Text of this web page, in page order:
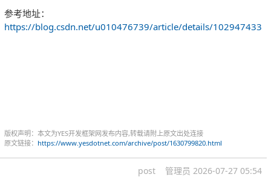
参考地址：
https://blog.csdn.net/u010476739/article/details/102947433
版权声明：本文为YES开发框架网发布内容,转载请附上原文出处连接
原文链接： https://www.yesdotnet.com/archive/post/1630799820.html
post 管理员 2026-07-27 05:54